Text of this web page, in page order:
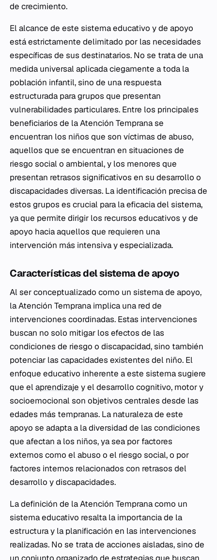
de crecimiento.
El alcance de este sistema educativo y de apoyo
está estrictamente delimitado por las necesidades
específicas de sus destinatarios. No se trata de una
medida universal aplicada ciegamente a toda la
población infantil, sino de una respuesta
estructurada para grupos que presentan
vulnerabilidades particulares. Entre los principales
beneficiarios de la Atención Temprana se
encuentran los niños que son víctimas de abuso,
aquellos que se encuentran en situaciones de
riesgo social o ambiental, y los menores que
presentan retrasos significativos en su desarrollo o
discapacidades diversas. La identificación precisa de
estos grupos es crucial para la eficacia del sistema,
ya que permite dirigir los recursos educativos y de
apoyo hacia aquellos que requieren una
intervención más intensiva y especializada.
Características del sistema de apoyo
Al ser conceptualizado como un sistema de apoyo,
la Atención Temprana implica una red de
intervenciones coordinadas. Estas intervenciones
buscan no solo mitigar los efectos de las
condiciones de riesgo o discapacidad, sino también
potenciar las capacidades existentes del niño. El
enfoque educativo inherente a este sistema sugiere
que elaprendizaje y el desarrollo cognitivo, motor y
socioemocional son objetivos centrales desde las
edades más tempranas. La naturaleza de este
apoyo se adapta a la diversidad de las condiciones
que afectan a los niños, ya sea por factores
externos como el abuso o el riesgo social, o por
factores internos relacionados con retrasos del
desarrollo y discapacidades.
La definición de la Atención Temprana como un
sistema educativo resalta la importancia de la
estructura y la planificación en las intervenciones
realizadas. No se trata de acciones aisladas, sino de